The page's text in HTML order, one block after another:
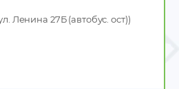
Ленина 27Б (автобус. ост))